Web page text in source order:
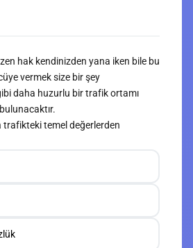
hak kendinizden yana iken bile bu
vermek size bir şey
daha huzurlu bir trafik ortamı
trafikteki temel değerlerden